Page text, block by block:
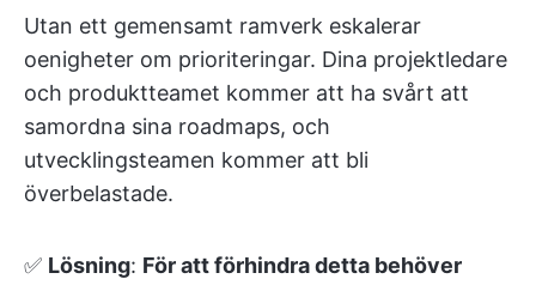
Utan ett gemensamt ramverk eskalerar
oenigheter om prioriteringar. Dina projektledare
och produktteamet kommer att ha svårt att
samordna sina roadmaps, och
utvecklingsteamen kommer att bli
överbelastade.
✅ Lösning: För att förhindra detta behöver